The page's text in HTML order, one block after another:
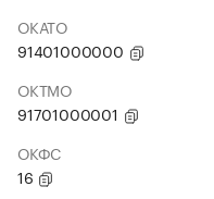
ОКАТО
91401000000
ОКТМО
91701000001
ОКФС
16